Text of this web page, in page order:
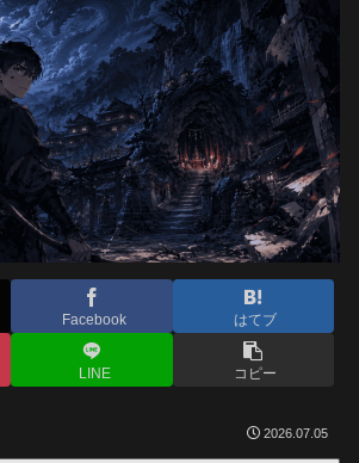
Facebook はてブ
LINE コピー
2026.07.05